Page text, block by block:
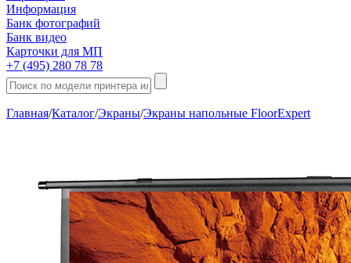
Информация
Банк фотографий
Банк видео
Карточки для МП
+7 (495) 280 78 78
Главная/Каталог/Экраны/Экраны напольные FloorExpert